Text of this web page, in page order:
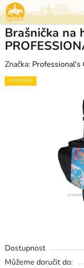
Přejít
na
obsah
Dostupnost
Můžeme doručit do:
Brašnička na
Značka: Professional's
VÝPRODEJ